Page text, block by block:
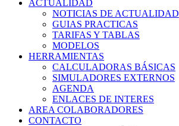
ACTUALIDAD
NOTICIAS DE ACTUALIDAD
GUIAS PRACTICAS
TARIFAS Y TABLAS
MODELOS
HERRAMIENTAS
CALCULADORAS BÁSICAS
SIMULADORES EXTERNOS
AGENDA
ENLACES DE INTERES
AREA COLABORADORES
CONTACTO